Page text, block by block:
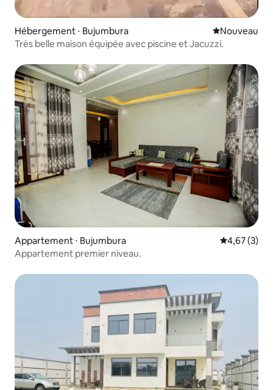
Hébergement ⋅ Bujumbura Nouvel
Nouveau
Très belle maison équipée avec piscine et Jacuzzi.
Appartement ⋅ Bujumbura Évaluation
4,67 (3)
Appartement premier niveau.